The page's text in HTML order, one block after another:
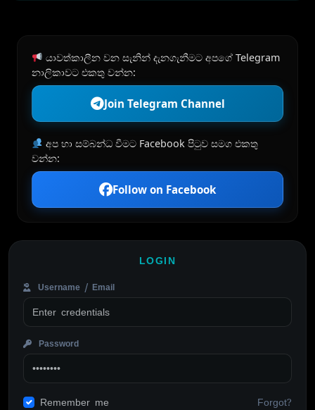
යාවත්කාලීන වන සැනින් දැනගැනීමට අපගේ Telegram
නාලිකාවට එකතු වන්න:
Join Telegram Channel
අප හා සම්බන්ධ වීමට Facebook පිටුව සමග එකතු
වන්න:
Follow on Facebook
LOGIN
Username / Email
Password
Remember me Forgot?